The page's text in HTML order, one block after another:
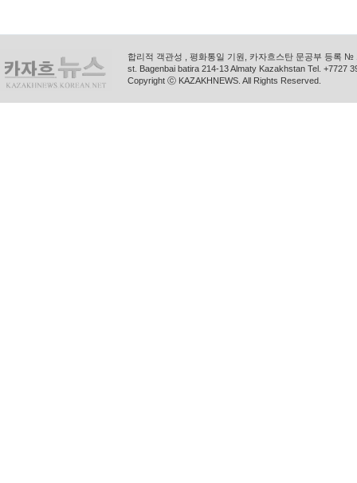
합리적 객관성 , 평화통일 기원, 카자흐스탄 문공부 등록
st. Bagenbai batira 214-13 Almaty Kazakhstan Tel. +7727
Copyright ⓒ KAZAKHNEWS. All Rights Reserved.